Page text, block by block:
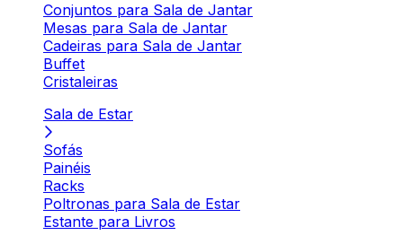
Conjuntos para Sala de Jantar
Mesas para Sala de Jantar
Cadeiras para Sala de Jantar
Buffet
Cristaleiras
Sala de Estar
Sofás
Painéis
Racks
Poltronas para Sala de Estar
Estante para Livros